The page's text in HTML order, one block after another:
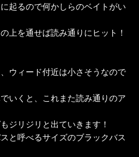
起るので何かしらのベイトがい
上を通せば読み通りにヒット！
ウィード付近は小さそうなので
いくと、これまた読み通りのア
ジリジリと出ていきます！
と呼べるサイズのブラックバス